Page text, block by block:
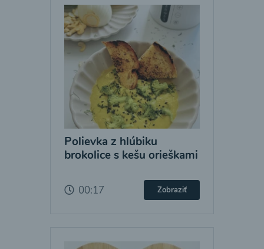
Polievka z hlúbiku
brokolice s kešu orieškami
00:17 Zobraziť